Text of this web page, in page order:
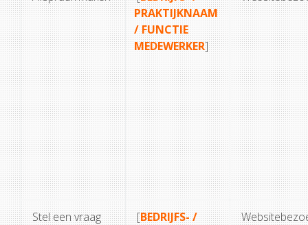
PRAKTIJKNAAM
/ FUNCTIE
MEDEWERKER]
Stel een vraag [BEDRIJFS- /